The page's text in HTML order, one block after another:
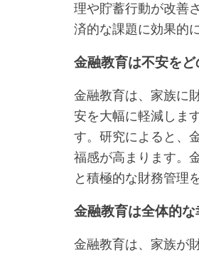
理や貯蓄行動が改善
済的な課題に効果的
金融教育は不安を
金融教育は、家族に
安を大幅に軽減しま
す。研究によると、
福感が高まります。
と積極的な財務管理
金融教育は全体的
金融教育は、家族が